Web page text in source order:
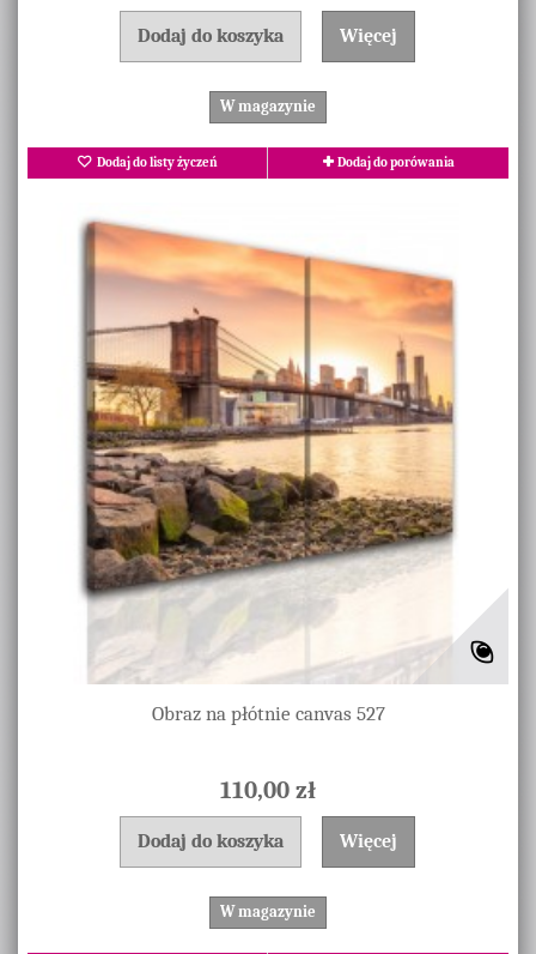
Dodaj do koszyka Więcej
W magazynie
Dodaj do listy życzeń Dodaj do porówania
Obraz na płótnie canvas 527
110,00 zł
Dodaj do koszyka Więcej
W magazynie